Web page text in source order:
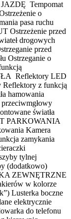
Tempomat
o
pasa ruchu
Ostrzeżenie przed
drogowych
przed
Ostrzeganie o
Reflektory LED
Reflektory z funkcją
hamowania
światła
PARKOWANIA
Kamera
zamykania
tylnej
(dodatkowo)
ZEWNĘTRZNE
w kolorze
Lusterka boczne
elektrycznie
do telefonu